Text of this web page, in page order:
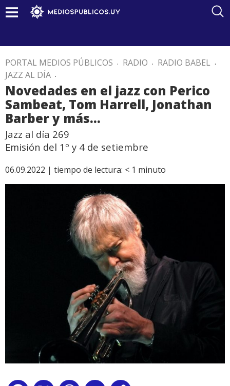
PORTAL MEDIOS PÚBLICOS . RADIO . RADIO BABEL .
JAZZ AL DÍA .
Novedades en el jazz con Perico
Sambeat, Tom Harrell, Jonathan
Barber y más…
Jazz al día 269
Emisión del 1º y 4 de setiembre
06.09.2022 | tiempo de lectura: < 1 minuto